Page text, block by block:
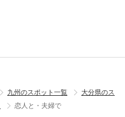
九州のスポット一覧
大分県のス
恋人と・夫婦で